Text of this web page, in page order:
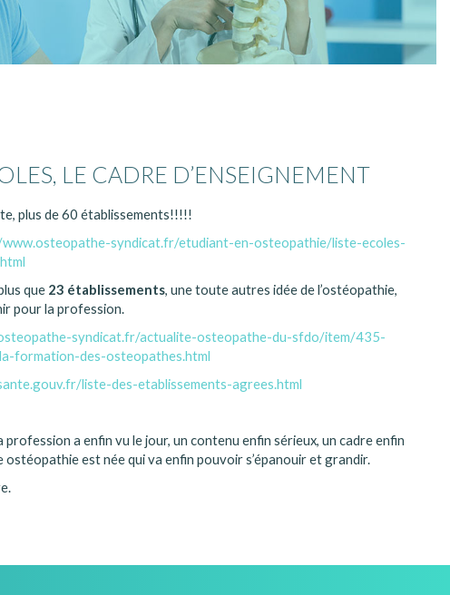
LE CADRE D’ENSEIGNEMENT
plus de 60 établissements!!!!!
syndicat.fr/etudiant-en-osteopathie/liste-ecoles-
que 23 établissements, une toute autres idée de l’ostéopathie,
pour la profession.
syndicat.fr/actualite-osteopathe-du-sfdo/item/435-
formation-des-osteopathes.html
liste-des-etablissements-agrees.html
profession a enfin vu le jour, un contenu enfin sérieux, un cadre enfin
ostéopathie est née qui va enfin pouvoir s’épanouir et grandir.